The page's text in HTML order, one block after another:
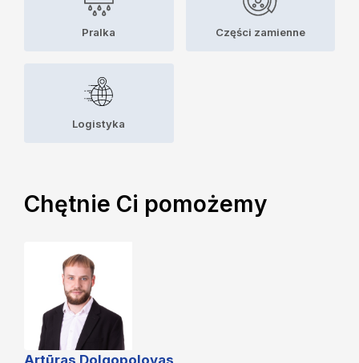
Pralka Części zamienne
Logistyka
Chętnie Ci pomożemy